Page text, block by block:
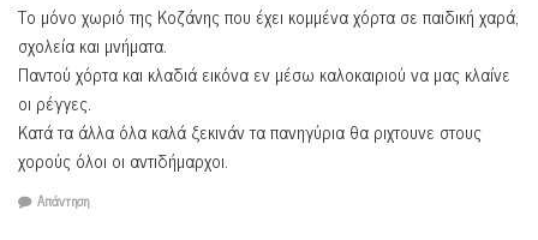
Το μόνο χωριό της Κοζάνης που έχει κομμένα χόρτα σε παιδική χαρά,
σχολεία και μνήματα.
Παντού χόρτα και κλαδιά εικόνα εν μέσω καλοκαιριού να μας κλαίνε
οι ρέγγες.
Κατά τα άλλα όλα καλά ξεκινάν τα πανηγύρια θα ριχτουνε στους
χορούς όλοι οι αντιδήμαρχοι.
Απάντηση